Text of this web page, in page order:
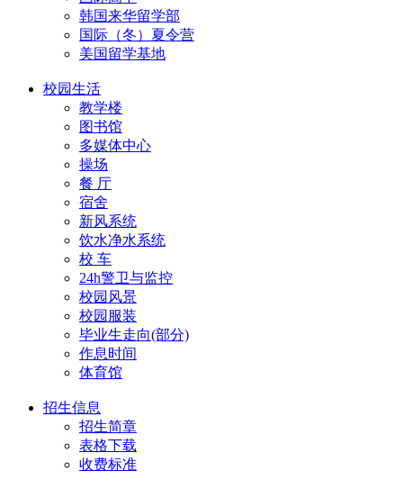
韩国来华留学部
国际（冬）夏令营
美国留学基地
校园生活
教学楼
图书馆
多媒体中心
操场
餐 厅
宿舍
新风系统
饮水净水系统
校 车
24h警卫与监控
校园风景
校园服装
毕业生走向(部分)
作息时间
体育馆
招生信息
招生简章
表格下载
收费标准